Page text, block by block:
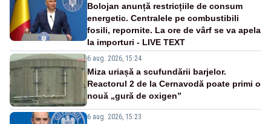
Bolojan anunță restricțiile de consum
energetic. Centralele pe combustibili
fosili, repornite. La ore de vârf se va apela
la importuri - LIVE TEXT
6 aug. 2026, 15:24
Miza uriașă a scufundării barjelor.
Reactorul 2 de la Cernavodă poate primi o
nouă „gură de oxigen”
6 aug. 2026, 15:23